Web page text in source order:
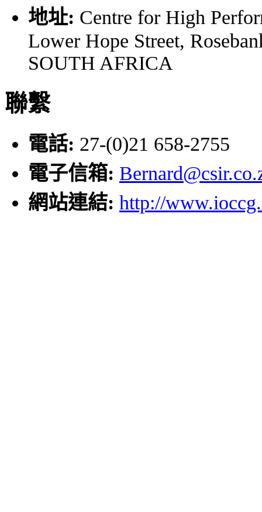
地址: Centre for High
Lower Hope Street,
SOUTH AFRICA
聯繫
電話: 27-(0)21 658-2755
電子信箱:
網站連結: http://